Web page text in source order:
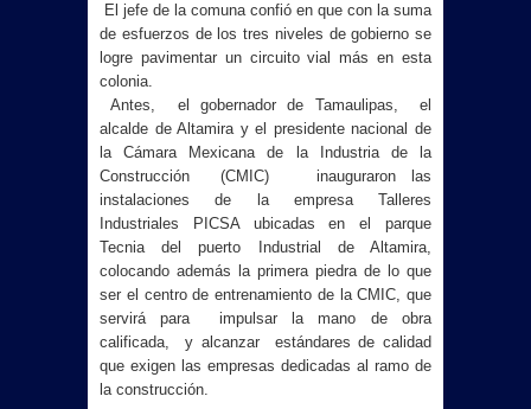
El jefe de la comuna confió en que con la suma
de esfuerzos de los tres niveles de gobierno se
logre pavimentar un circuito vial más en esta
colonia.
Antes, el gobernador de Tamaulipas, el
alcalde de Altamira y el presidente nacional de
la Cámara Mexicana de la Industria de la
Construcción (CMIC) inauguraron las
instalaciones de la empresa Talleres
Industriales PICSA ubicadas en el parque
Tecnia del puerto Industrial de Altamira,
colocando además la primera piedra de lo que
ser el centro de entrenamiento de la CMIC, que
servirá para impulsar la mano de obra
calificada, y alcanzar estándares de calidad
que exigen las empresas dedicadas al ramo de
la construcción.